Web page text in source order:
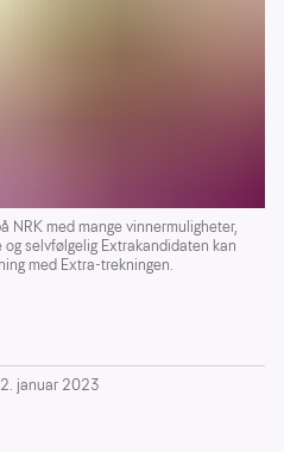
NRK med mange vinnermuligheter,
selvfølgelig Extrakandidaten kan
med Extra-trekningen.
2. januar 2023